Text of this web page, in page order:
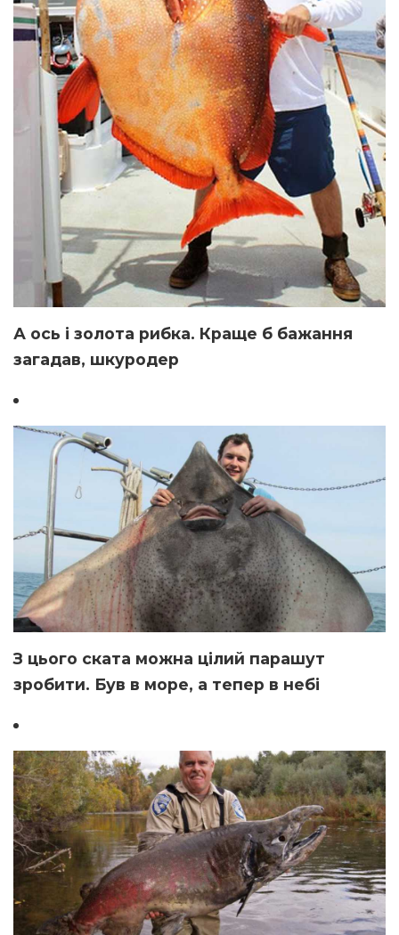
А ось і золота рибка. Краще б бажання
загадав, шкуродер
З цього ската можна цілий парашут
зробити. Був в море, а тепер в небі